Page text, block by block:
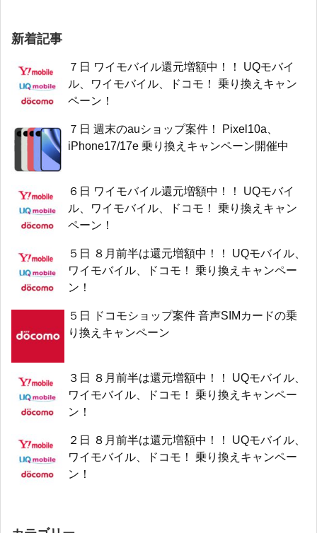
新着記事
７日 ワイモバイル還元増額中！！ UQモバイ
ル、ワイモバイル、ドコモ！ 乗り換えキャン
ペーン！
７日 週末のauショップ案件！ Pixel10a、
iPhone17/17e 乗り換えキャンペーン開催中
６日 ワイモバイル還元増額中！！ UQモバイ
ル、ワイモバイル、ドコモ！ 乗り換えキャン
ペーン！
５日 ８月前半は還元増額中！！ UQモバイル、
ワイモバイル、ドコモ！ 乗り換えキャンペー
ン！
５日 ドコモショップ案件 音声SIMカードの乗
り換えキャンペーン
３日 ８月前半は還元増額中！！ UQモバイル、
ワイモバイル、ドコモ！ 乗り換えキャンペー
ン！
２日 ８月前半は還元増額中！！ UQモバイル、
ワイモバイル、ドコモ！ 乗り換えキャンペー
ン！